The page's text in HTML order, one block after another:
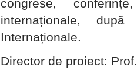
congrese,
internaționale,
Internaționale.
Director de proiect: